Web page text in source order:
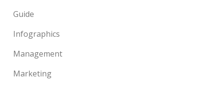
Guide
Infographics
Management
Marketing